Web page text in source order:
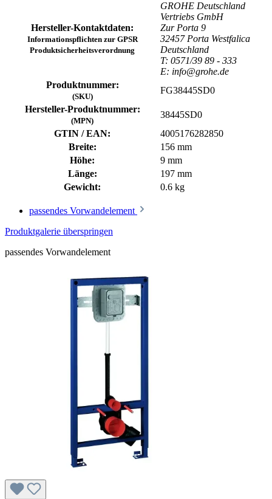
Hersteller-Kontaktdaten:
Informationspflichten zur GPSR
Produktsicherheitsverordnung
GROHE Deutschland
Vertriebs GmbH
Zur Porta 9
32457 Porta Westfalica
Deutschland
T: 0571/39 89 - 333
E: info@grohe.de
Produktnummer:
(SKU)
FG38445SD0
Hersteller-Produktnummer:
(MPN)
38445SD0
GTIN / EAN:
4005176282850
Breite:
156 mm
Höhe:
9 mm
Länge:
197 mm
Gewicht:
0.6 kg
passendes Vorwandelement
Produktgalerie überspringen
passendes Vorwandelement